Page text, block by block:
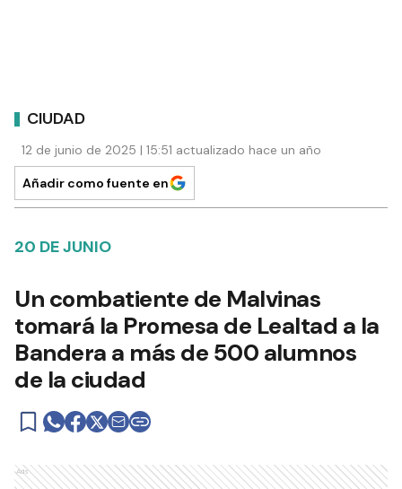
CIUDAD
12 de junio de 2025 | 15:51 actualizado hace un año
Añadir como fuente en
20 DE JUNIO
Un combatiente de Malvinas
tomará la Promesa de Lealtad a la
Bandera a más de 500 alumnos
de la ciudad
Ads